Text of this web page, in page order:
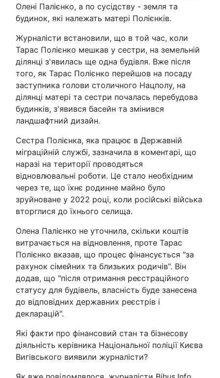
Олені Палієнко, а по сусідству - земля та
будинок, які належать матері Полієнків.
Журналісти встановили, що в той час, коли
Тарас Полієнко мешкав у сестри, на земельній
ділянці з'явилась ще одна будівля. Вже після
того, як Тарас Полієнко перейшов на посаду
заступника голови столичного Нацполу, на
ділянці матері та сестри почалась перебудова
будинків, з'явився басейн та змінився
ландшафтний дизайн.
Сестра Полієнка, яка працює в Державній
міграційній службі, зазначила в коментарі, що
наразі на території проводяться
відновлювальні роботи. Це стало необхідним
через те, що їхнє родинне майно було
зруйноване у 2022 році, коли російські війська
вторглися до їхнього селища.
Олена Палієнко не уточнила, скільки коштів
витрачається на відновлення, проте Тарас
Полієнко вказав, що процес фінансується "за
рахунок сімейних та близьких родичів". Він
додав, що "після отримання реєстраційного
статусу для будівель, власність буде занесена
до відповідних державних реєстрів і
декларацій".
Які факти про фінансовий стан та бізнесову
діяльність керівника Національної поліції Києва
Вигівського виявили журналісти?